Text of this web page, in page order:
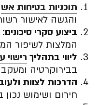
תוכניות בטיחות אש
והגשה לאישור
ביצוע סקרי סיכונים:
המלצות לשיפור
ליווי בתהליך רישוי
בבירוקרטיה
הדרכות לצוות
חירום ושימוש נכון